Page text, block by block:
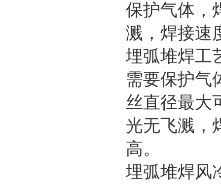
保护气体，
溅，焊接速
埋弧堆焊工
需要保护气
丝直径最大
光无飞溅，
高。
埋弧堆焊风